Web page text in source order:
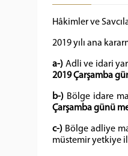
Hâkimler ve
2019 yılı ana
a-) Adli ve idari
2019 Çarşamba
b-) Bölge idare
Çarşamba günü
c-) Bölge adliye
müstemir yetkiye